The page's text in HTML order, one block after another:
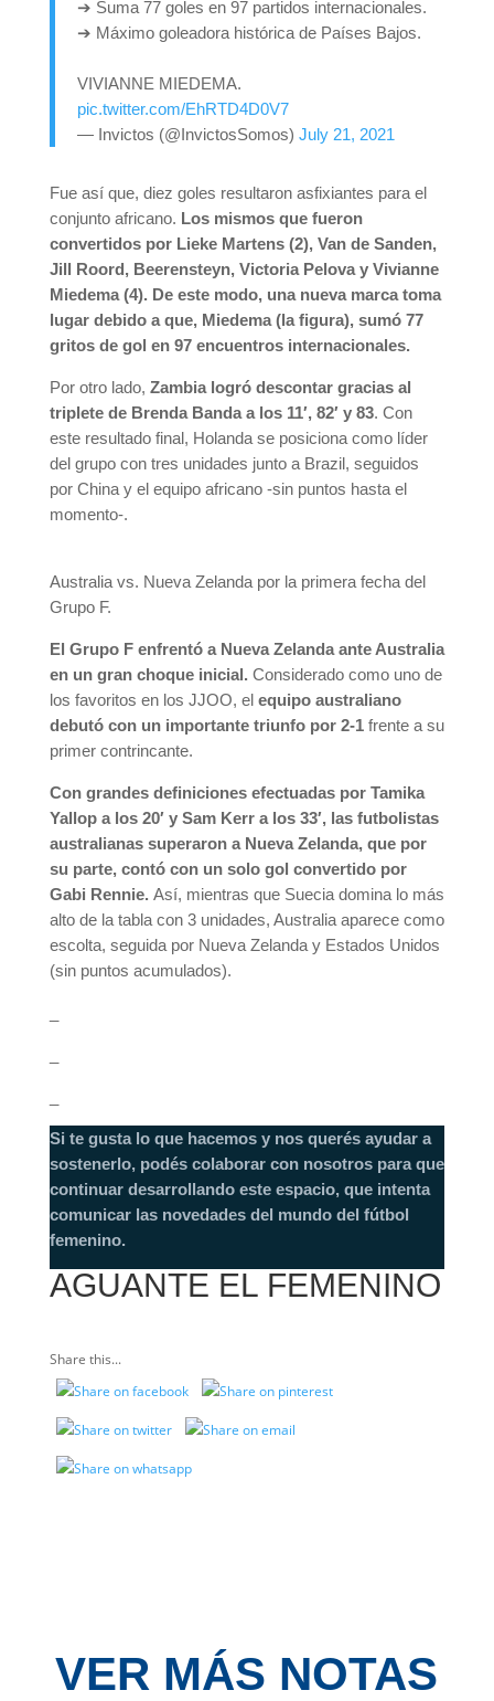
➔ Suma 77 goles en 97 partidos internacionales.
➔ Máximo goleadora histórica de Países Bajos.
VIVIANNE MIEDEMA.
pic.twitter.com/EhRTD4D0V7
— Invictos (@InvictosSomos) July 21, 2021
Fue así que, diez goles resultaron asfixiantes para el
conjunto africano. Los mismos que fueron
convertidos por Lieke Martens (2), Van de Sanden,
Jill Roord, Beerensteyn, Victoria Pelova y Vivianne
Miedema (4). De este modo, una nueva marca toma
lugar debido a que, Miedema (la figura), sumó 77
gritos de gol en 97 encuentros internacionales.
Por otro lado, Zambia logró descontar gracias al
triplete de Brenda Banda a los 11′, 82′ y 83. Con
este resultado final, Holanda se posiciona como líder
del grupo con tres unidades junto a Brazil, seguidos
por China y el equipo africano -sin puntos hasta el
momento-.
Australia vs. Nueva Zelanda por la primera fecha del
Grupo F.
El Grupo F enfrentó a Nueva Zelanda ante Australia
en un gran choque inicial. Considerado como uno de
los favoritos en los JJOO, el equipo australiano
debutó con un importante triunfo por 2-1frente a su
primer contrincante.
Con grandes definiciones efectuadas por Tamika
Yallop a los 20′ y Sam Kerr a los 33′, las futbolistas
australianas superaron a Nueva Zelanda, que por
su parte, contó con un solo gol convertido por
Gabi Rennie. Así, mientras que Suecia domina lo más
alto de la tabla con 3 unidades, Australia aparece como
escolta, seguida por Nueva Zelanda y Estados Unidos
(sin puntos acumulados).
Si te gusta lo que hacemos y nos querés ayudar a
sostenerlo, podés colaborar con nosotros para que
continuar desarrollando este espacio, que intenta
comunicar las novedades del mundo del fútbol
femenino.
AGUANTE EL FEMENINO
Share this...
VER MÁS NOTAS